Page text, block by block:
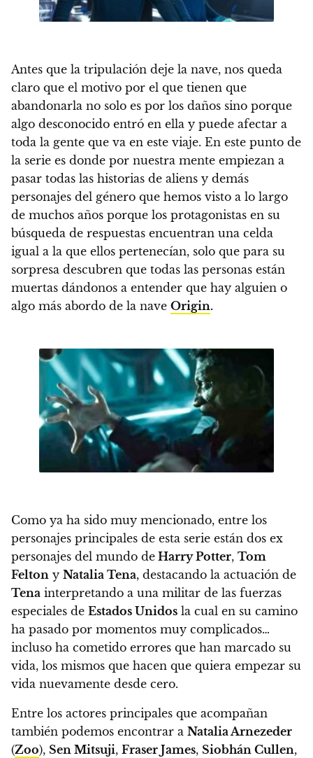
Antes que la tripulación deje la nave, nos queda
claro que el motivo por el que tienen que
abandonarla no solo es por los daños sino porque
algo desconocido entró en ella y puede afectar a
toda la gente que va en este viaje. En este punto de
la serie es donde por nuestra mente empiezan a
pasar todas las historias de aliens y demás
personajes del género que hemos visto a lo largo
de muchos años porque los protagonistas en su
búsqueda de respuestas encuentran una celda
igual a la que ellos pertenecían, solo que para su
sorpresa descubren que todas las personas están
muertas dándonos a entender que hay alguien o
algo más abordo de la nave Origin.
Como ya ha sido muy mencionado, entre los
personajes principales de esta serie están dos ex
personajes del mundo de Harry Potter, Tom
Felton y Natalia Tena, destacando la actuación de
Tena interpretando a una militar de las fuerzas
especiales de Estados Unidos la cual en su camino
ha pasado por momentos muy complicados…
incluso ha cometido errores que han marcado su
vida, los mismos que hacen que quiera empezar su
vida nuevamente desde cero.
Entre los actores principales que acompañan
también podemos encontrar a Natalia Arnezeder
(Zoo), Sen Mitsuji, Fraser James, Siobhán Cullen,